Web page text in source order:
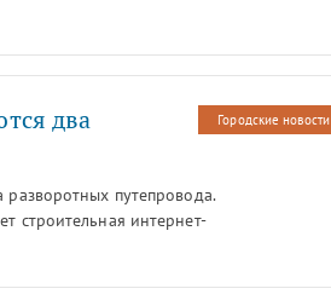
Городские новости
два
путепровода.
строительная интернет-